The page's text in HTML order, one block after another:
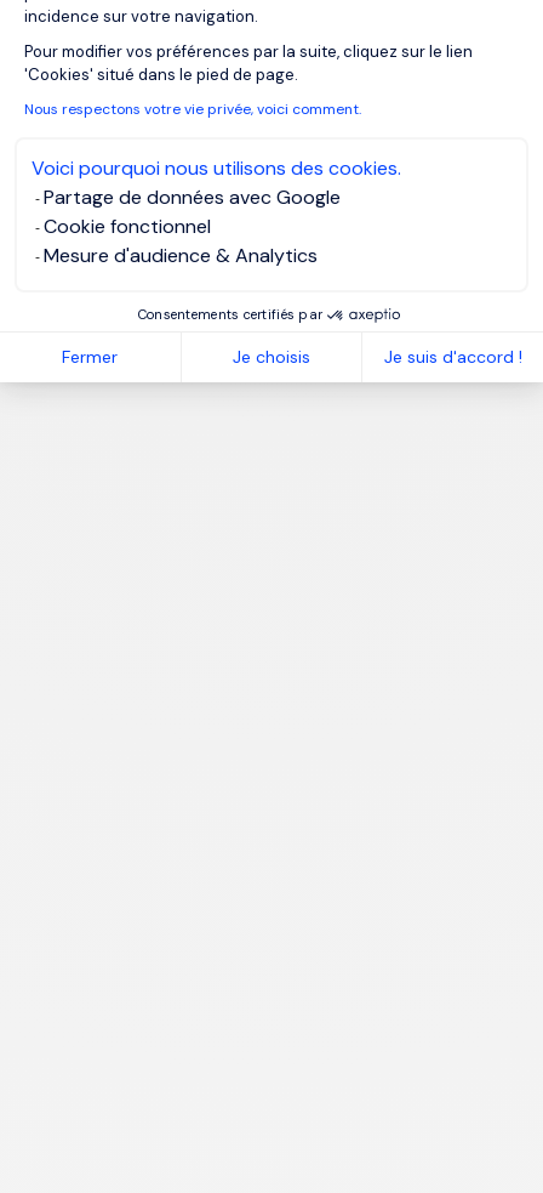
incidence sur votre navigation.
Pour modifier vos préférences par la suite, cliquez sur le lien
'Cookies' situé dans le pied de page.
Nous respectons votre vie privée, voici comment.
Voici pourquoi nous utilisons des cookies.
Partage de données avec Google
Cookie fonctionnel
Mesure d'audience & Analytics
Consentements certifiés par
Fermer Je choisis Je suis d'accord !
1